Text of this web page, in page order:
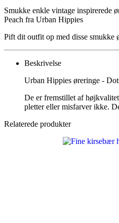
Smukke enkle vintage inspirerede
Peach fra Urban Hippies
Pift dit outfit op med disse smukke
Beskrivelse
Urban Hippies øreringe -
De er fremstillet af
pletter eller misfarver ikke.
Relaterede produkter